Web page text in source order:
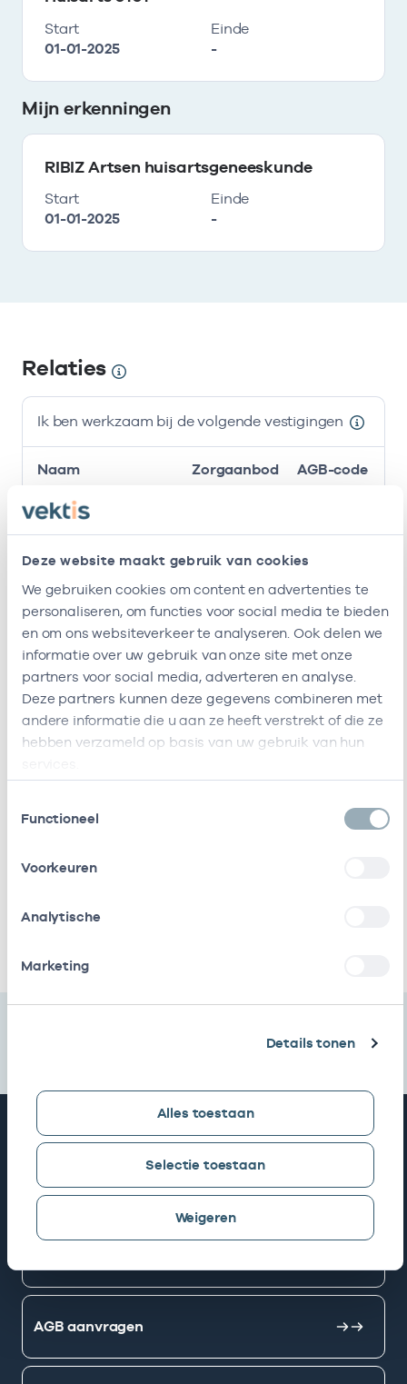
Deze website maakt gebruik van cookies
We gebruiken cookies om content en advertenties te
personaliseren, om functies voor social media te bieden
en om ons websiteverkeer te analyseren. Ook delen we
informatie over uw gebruik van onze site met onze
partners voor social media, adverteren en analyse.
Deze partners kunnen deze gegevens combineren met
andere informatie die u aan ze heeft verstrekt of die ze
hebben verzameld op basis van uw gebruik van hun
Functioneel
Voorkeuren
Analytische
Marketing
Details tonen
Alles toestaan
Selectie toestaan
Weigeren
Start
01-01-2025
Einde
-
Mijn erkenningen
RIBIZ Artsen huisartsgeneeskunde
Start
01-01-2025
Einde
-
Relaties
Ik ben werkzaam bij de volgende vestigingen
Ik ben werkzaam bij de volgende vestigingen
Naam Zorgaanbod AGB-code
Stichting
Amsterdamse
Gezondheidscentra
Gzc
Watergraafsmeer
Huisarts 37058388
Ik heb een arbeidsrelatie met
Naam Rol AGB-code
Stichting
Gezondheidscentra
In
53530042 01-
Stichting
Snel naar
AGB zoeken
AGB aanvragen